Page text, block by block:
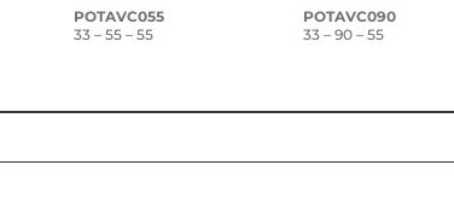
POTAVC055
33 – 55 – 55
POTAVC090
33 – 90 – 55